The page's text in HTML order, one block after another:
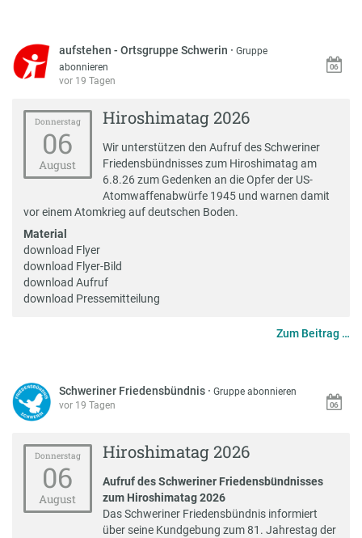
aufstehen - Ortsgruppe Schwerin ·Gruppe
abonnieren
vor 19 Tagen
Donnerstag
06
August
Hiroshimatag 2026
Wir unterstützen denAufruf des Schweriner
Friedensbündnisses zum Hiroshimatag am
6.8.26 zum Gedenken an die Opfer der US-
Atomwaffenabwürfe 1945 und warnen damit
vor einem Atomkrieg auf deutschen Boden.
Material
download Flyer
download Flyer-Bild
download Aufruf
download Pressemitteilung
Zum Beitrag …
Schweriner Friedensbündnis ·Gruppe abonnieren
vor 19 Tagen
Donnerstag
06
August
Hiroshimatag 2026
Aufruf des Schweriner Friedensbündnisses
zum Hiroshimatag 2026
Das Schweriner Friedensbündnis informiert
über seine Kundgebung zum 81. Jahrestag der